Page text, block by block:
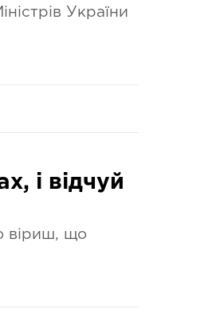
України
і відчуй
віриш, що